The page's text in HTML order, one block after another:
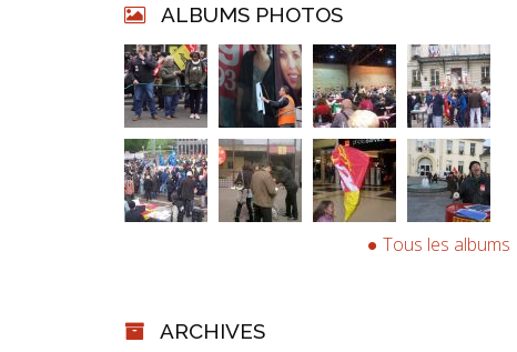
ALBUMS PHOTOS
Tous les albums
ARCHIVES